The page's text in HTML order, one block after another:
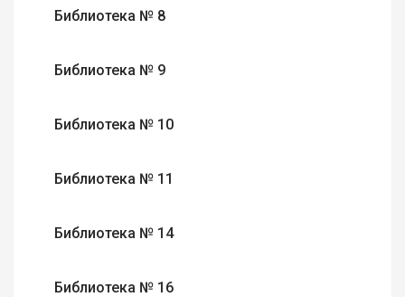
Библиотека № 8
Библиотека № 9
Библиотека № 10
Библиотека № 11
Библиотека № 14
Библиотека № 16